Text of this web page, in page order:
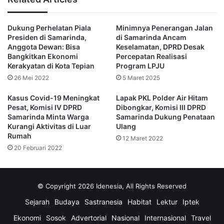
Dia menilai penertiban yang dilakukan belakangan ini
pesta demokrasi. Sebab, secara tidak langsung maraknya
algaka di berbagai sudut di Kota Samarinda ini turut
menjadi pemutar roda ekonomi.
“Yah, secara tidak langsung ini juga menjadi pemutar roda
ekonomi juga ‘kan, dari pemesanan algakanya meningkat,”
lanjutnya.
Dia meminta penertiban algaka dilakukan di tempat yang
jelas melanggar peraturan Bawaslu RI seperti median jalan,
serta isi yang mengandung unsur SARA.
“Tapi, ada yang jelas tidak melanggar malah ditertibkan
juga, ini kan menimbulkan apa, ketakutan di caleg untuk
memasang algaka,” ungkapnya.
Dukung Perhelatan Piala
Presiden di Samarinda,
Anggota Dewan: Bisa
Bangkitkan Ekonomi
Kerakyatan di Kota Tepian
26 Mei 2022
Minimnya Penerangan Jalan
di Samarinda Ancam
Keselamatan, DPRD Desak
Percepatan Realisasi
Program LPJU
5 Maret 2025
Kasus Covid-19 Meningkat
Pesat, Komisi IV DPRD
Samarinda Minta Warga
Kurangi Aktivitas di Luar
Rumah
20 Februari 2022
Lapak PKL Polder Air Hitam
Dibongkar, Komisi III DPRD
Samarinda Dukung Penataan
Ulang
12 Maret 2022
© Copyright 2026 Idenesia, All Rights Reserved
Sejarah Budaya Sastranesia Habitat Lektur
Iptek
Ekonomi
Sosok Advertorial Nasional Internasional Travel